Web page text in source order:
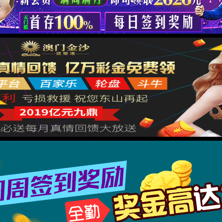
假条
假制度
定
规认定及处理办法
关于进一步加强教风学风建设的实施办法
强考风考纪的实施方案
改进大学生思想政治教育实施办法
每页14记录